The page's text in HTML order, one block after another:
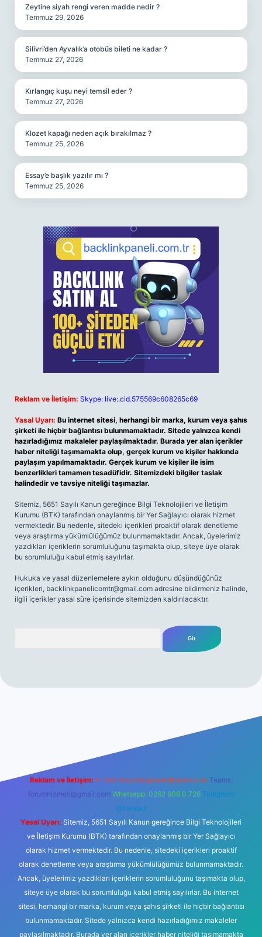
Zeytine siyah rengi veren madde nedir ?
Temmuz 29, 2026
Silivri’den Ayvalık’a otobüs bileti ne kadar ?
Temmuz 27, 2026
Kırlangıç kuşu neyi temsil eder ?
Temmuz 27, 2026
Klozet kapağı neden açık bırakılmaz ?
Temmuz 25, 2026
Essay’e başlık yazılır mı ?
Temmuz 25, 2026
Reklam ve İletişim: Skype: live:.cid.575569c608265c69
Yasal Uyarı: Bu internet sitesi, herhangi bir marka, kurum veya şahıs
şirketi ile hiçbir bağlantısı bulunmamaktadır. Sitede yalnızca kendi
hazırladığımız makaleler paylaşılmaktadır. Burada yer alan içerikler
haber niteliği taşımamakta olup, gerçek kurum ve kişiler hakkında
paylaşım yapılmamaktadır. Gerçek kurum ve kişiler ile isim
benzerlikleri tamamen tesadüfidir. Sitemizdeki bilgiler taslak
halindedir ve tavsiye niteliği taşımazlar.
Sitemiz, 5651 Sayılı Kanun gereğince Bilgi Teknolojileri ve İletişim
Kurumu (BTK) tarafından onaylanmış bir Yer Sağlayıcı olarak hizmet
vermektedir. Bu nedenle, sitedeki içerikleri proaktif olarak denetleme
veya araştırma yükümlülüğümüz bulunmamaktadır. Ancak, üyelerimiz
yazdıkları içeriklerin sorumluluğunu taşımakta olup, siteye üye olarak
bu sorumluluğu kabul etmiş sayılırlar.
Hukuka ve yasal düzenlemelere aykırı olduğunu düşündüğünüz
içerikleri, backlinkpanelicomtr@gmail.com adresine bildirmeniz halinde,
ilgili içerikler yasal süre içerisinde sitemizden kaldırılacaktır.
Reklam ve İletişim: E-mail: backlinkpaneli@gmail.com Teams:
forumhizmeti@gmail.com Whatsapp: 0262 606 0 726 Telegram:
@karabul
Yasal Uyarı: Sitemiz, 5651 Sayılı Kanun gereğince Bilgi Teknolojileri
ve İletişim Kurumu (BTK) tarafından onaylanmış bir Yer Sağlayıcı
olarak hizmet vermektedir. Bu nedenle, sitedeki içerikleri proaktif
olarak denetleme veya araştırma yükümlülüğümüz bulunmamaktadır.
Ancak, üyelerimiz yazdıkları içeriklerin sorumluluğunu taşımakta olup,
siteye üye olarak bu sorumluluğu kabul etmiş sayılırlar. Bu internet
sitesi, herhangi bir marka, kurum veya şahıs şirketi ile hiçbir bağlantısı
bulunmamaktadır. Sitede yalnızca kendi hazırladığımız makaleler
paylaşılmaktadır. Burada yer alan içerikler haber niteliği taşımamakta